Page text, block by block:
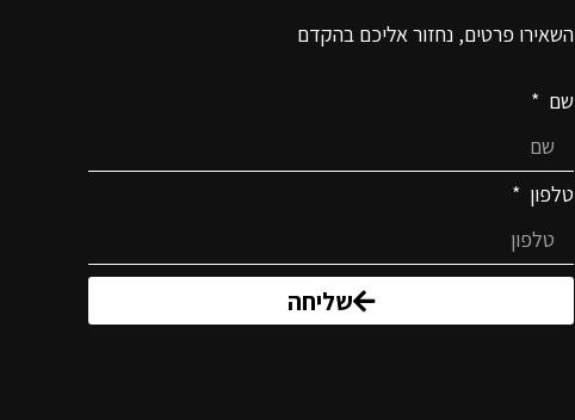
השאירו פרטים, נחזור אליכם בהקדם
שם
טלפון
שליחה